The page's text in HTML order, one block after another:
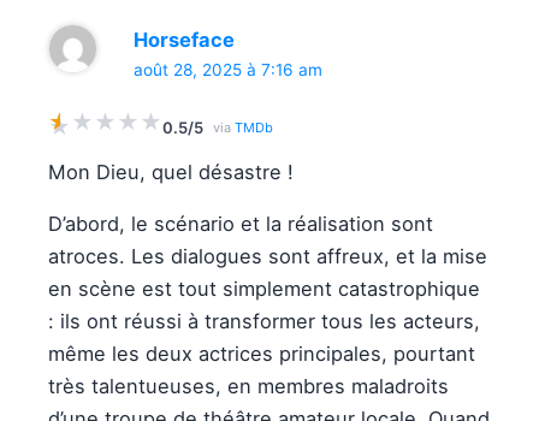
Horseface
août 28, 2025 à 7:16 am
★
★ ★ ★ ★ ★0.5/5 via TMDb
Mon Dieu, quel désastre !
D’abord, le scénario et la réalisation sont
atroces. Les dialogues sont affreux, et la mise
en scène est tout simplement catastrophique
: ils ont réussi à transformer tous les acteurs,
même les deux actrices principales, pourtant
très talentueuses, en membres maladroits